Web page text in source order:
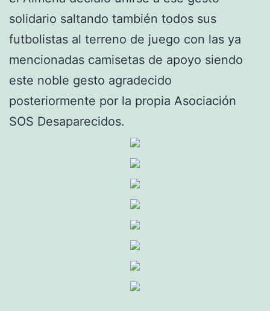
solidario saltando también todos sus
futbolistas al terreno de juego con las ya
mencionadas camisetas de apoyo siendo
este noble gesto agradecido
posteriormente por la propia Asociación
SOS Desaparecidos.